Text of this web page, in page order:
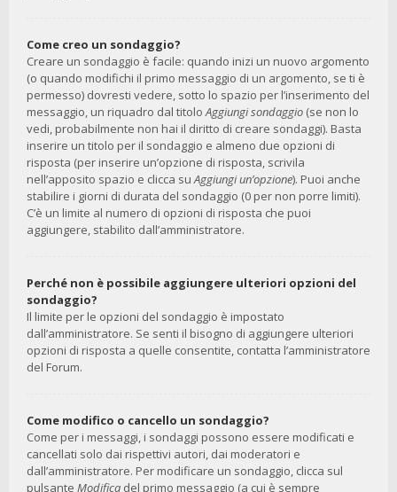
Come creo un sondaggio?
Creare un sondaggio è facile: quando inizi un nuovo argomento
(o quando modifichi il primo messaggio di un argomento, se ti è
permesso) dovresti vedere, sotto lo spazio per l’inserimento del
messaggio, un riquadro dal titoloAggiungi sondaggio (se non lo
vedi, probabilmente non hai il diritto di creare sondaggi). Basta
inserire un titolo per il sondaggio e almeno due opzioni di
risposta (per inserire un’opzione di risposta, scrivila
nell’apposito spazio e clicca suAggiungi un’opzione). Puoi anche
stabilire i giorni di durata del sondaggio (0 per non porre limiti).
C’è un limite al numero di opzioni di risposta che puoi
aggiungere, stabilito dall’amministratore.
Perché non è possibile aggiungere ulteriori opzioni del
sondaggio?
Il limite per le opzioni del sondaggio è impostato
dall’amministratore. Se senti il bisogno di aggiungere ulteriori
opzioni di risposta a quelle consentite, contatta l’amministratore
del Forum.
Come modifico o cancello un sondaggio?
Come per i messaggi, i sondaggi possono essere modificati e
cancellati solo dai rispettivi autori, dai moderatori e
dall’amministratore. Per modificare un sondaggio, clicca sul
pulsante Modifica del primo messaggio (a cui è sempre